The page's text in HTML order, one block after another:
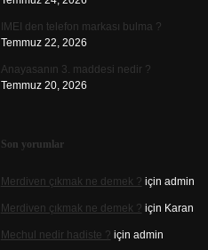
IMEI den telefon markası bulma ?
Temmuz 22, 2026
Anayasanın 3. maddesi nedir ?
Temmuz 20, 2026
Son yorumlar
Merdiven çıkmak ne demek ? için admin
Merdiven çıkmak ne demek ? için Karan
Mechul nedir hadiste ? için admin